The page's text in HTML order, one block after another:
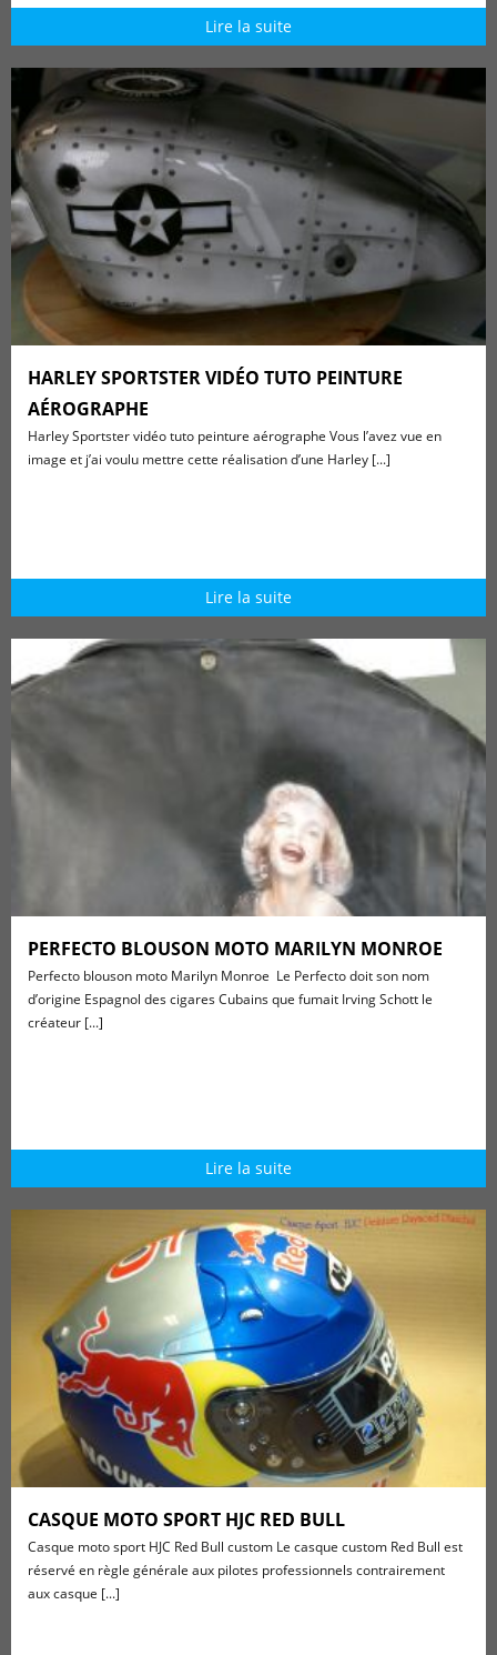
Lire la suite
HARLEY SPORTSTER VIDÉO TUTO PEINTURE
AÉROGRAPHE
Harley Sportster vidéo tuto peinture aérographe Vous l’avez vue en
image et j’ai voulu mettre cette réalisation d’une Harley [...]
Lire la suite
PERFECTO BLOUSON MOTO MARILYN MONROE
Perfecto blouson moto Marilyn Monroe Le Perfecto doit son nom
d’origine Espagnol des cigares Cubains que fumait Irving Schott le
créateur [...]
Lire la suite
CASQUE MOTO SPORT HJC RED BULL
Casque moto sport HJC Red Bull custom Le casque custom Red Bull est
réservé en règle générale aux pilotes professionnels contrairement
aux casque [...]